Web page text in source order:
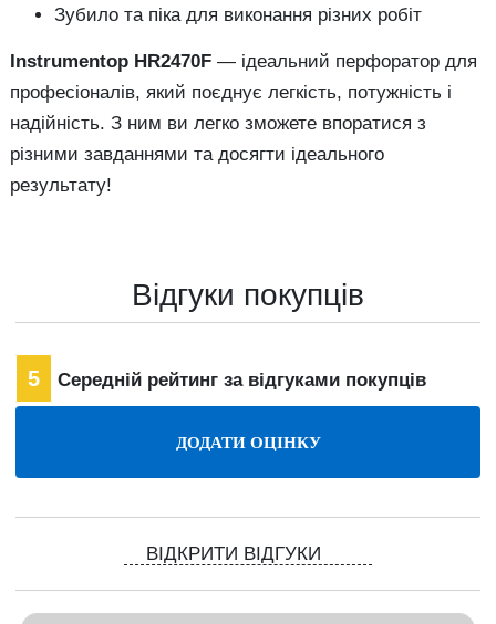
Зубило та піка для виконання різних робіт
Instrumentop HR2470F — ідеальний перфоратор для
професіоналів, який поєднує легкість, потужність і
надійність. З ним ви легко зможете впоратися з
різними завданнями та досягти ідеального
результату!
Відгуки покупців
5 Середній рейтинг за відгуками покупців
ВІДКРИТИ ВІДГУКИ